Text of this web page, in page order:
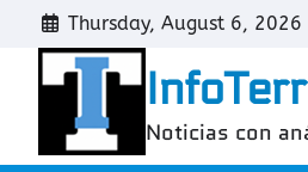
content
Thursday, August 6, 2026
Noticias con